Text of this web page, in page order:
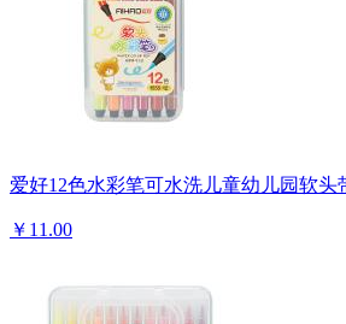
爱好12色水彩笔可水洗儿童幼儿园软头
￥11.00